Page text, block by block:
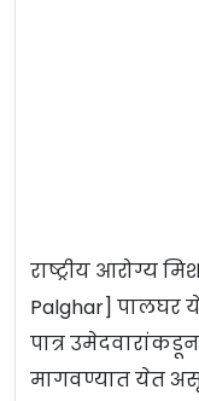
राष्ट्रीय आरोग्य
Palghar] पालघर
पात्र
मागवण्यात येत